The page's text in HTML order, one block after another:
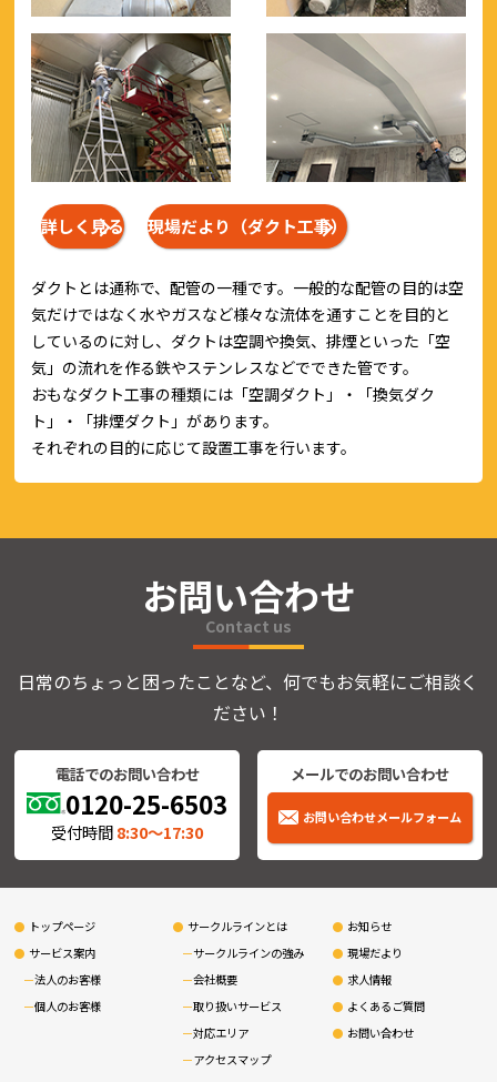
詳しく見る 現場だより（ダクト工事）
ダクトとは通称で、配管の一種です。一般的な配管の目的は空
気だけではなく水やガスなど様々な流体を通すことを目的と
しているのに対し、ダクトは空調や換気、排煙といった「空
気」の流れを作る鉄やステンレスなどでできた管です。
おもなダクト工事の種類には「空調ダクト」・「換気ダク
ト」・「排煙ダクト」があります。
それぞれの目的に応じて設置工事を行います。
お問い合わせ
Contact us
日常のちょっと困ったことなど、何でもお気軽にご相談く
ださい！
電話でのお問い合わせ
0120-25-6503
受付時間8:30〜17:30
メールでのお問い合わせ
お問い合わせメールフォーム
トップページ
サービス案内
法人のお客様
個人のお客様
サークルラインとは
サークルラインの強み
会社概要
取り扱いサービス
対応エリア
アクセスマップ
お知らせ
現場だより
求人情報
よくあるご質問
お問い合わせ